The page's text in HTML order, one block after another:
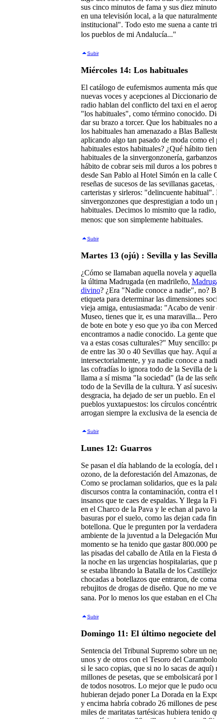
sus cinco minutos de fama y sus diez
en una televisión local, a la que
institucional". Todo esto me suena a cante
los pueblos de mi Andalucía..."
Subir
Miércoles 14: Los habituales
El catálogo de eufemismos aumenta más
nuevas voces y acepciones al Diccionario
radio hablan del conflicto del taxi en el
"los habituales", como término conocido.
dar su brazo a torcer. Que los habituales no
los habituales han amenazado a Blas
aplicando algo tan pasado de moda como
habituales estos habituales? ¿Qué hábito
habituales de la sinvergonzonería,
hábito de cobrar seis mil duros a los pobres
desde San Pablo al Hotel Simón en la calle
reseñas de sucesos de las sevillanas
carteristas y sirleros: "delincuente habitual".
sinvergonzones que desprestigian a todo un
habituales. Decimos lo mismito que la
menos: que son simplemente habituales.
Subir
Martes 13 (ojú) : Sevilla y las
¿Cómo se llamaban aquella novela y
la última Madrugada (en madrileño,
divino? ¿Era "Nadie conoce a nadie", no?
etiqueta para determinar las dimensiones
vieja amiga, entusiasmada: "Acabo de
Museo, tienes que ir, es una maravilla...
de bote en bote y eso que yo iba con
encontramos a nadie conocido. La gente
va a estas cosas culturales?" Muy sencillo:
de entre las 30 o 40 Sevillas que hay. Aquí
intersectorialmente, y ya nadie conoce a
las cofradías lo ignora todo de la Sevilla de
llama a sí misma "la sociedad" (la de las
todo de la Sevilla de la cultura. Y así
desgracia, ha dejado de ser un pueblo. En
pueblos yuxtapuestos: los círculos
arrogan siempre la exclusiva de la esencia
Subir
Lunes 12: Guarros
Se pasan el día hablando de la ecología,
ozono, de la deforestación del Amazonas,
Como se proclaman solidarios, que es la
discursos contra la contaminación, contra el
insanos que te caes de espaldas. Y llega la
en el Charco de la Pava y le echan al pavo
basuras por el suelo, como las dejan cada
botellona. Que le pregunten por la
ambiente de la juventud a la Delegación
momento se ha tenido que gastar 800.000
las pisadas del caballo de Atila en la Fiesta
la noche en las urgencias hospitalarias, que
se estaba librando la Batalla de los
chocadas a botellazos que entraron, de
rebujitos de drogas de diseño. Que no me
sana. Por lo menos los que estaban en el
Subir
Domingo 11: El último negociete
Sentencia del Tribunal Supremo sobre un
unos y de otros con el Tesoro del
si le saco copias, que si no lo sacas de
millones de pesetas, que se embolsicará
de todos nosotros. Lo mejor que le pudo
hubieran dejado poner La Dorada en la
y encima habría cobrado 26 millones de
miles de maritatas tartésicas hubiera tenido